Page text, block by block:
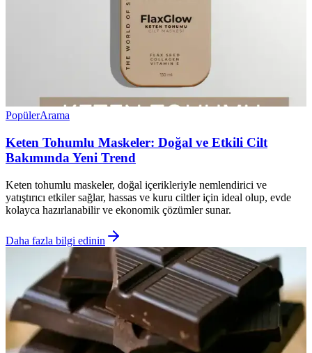
PopülerArama
Keten Tohumlu Maskeler: Doğal ve Etkili Cilt
Bakımında Yeni Trend
Keten tohumlu maskeler, doğal içerikleriyle nemlendirici ve
yatıştırıcı etkiler sağlar, hassas ve kuru ciltler için ideal olup, evde
kolayca hazırlanabilir ve ekonomik çözümler sunar.
Daha fazla bilgi edinin